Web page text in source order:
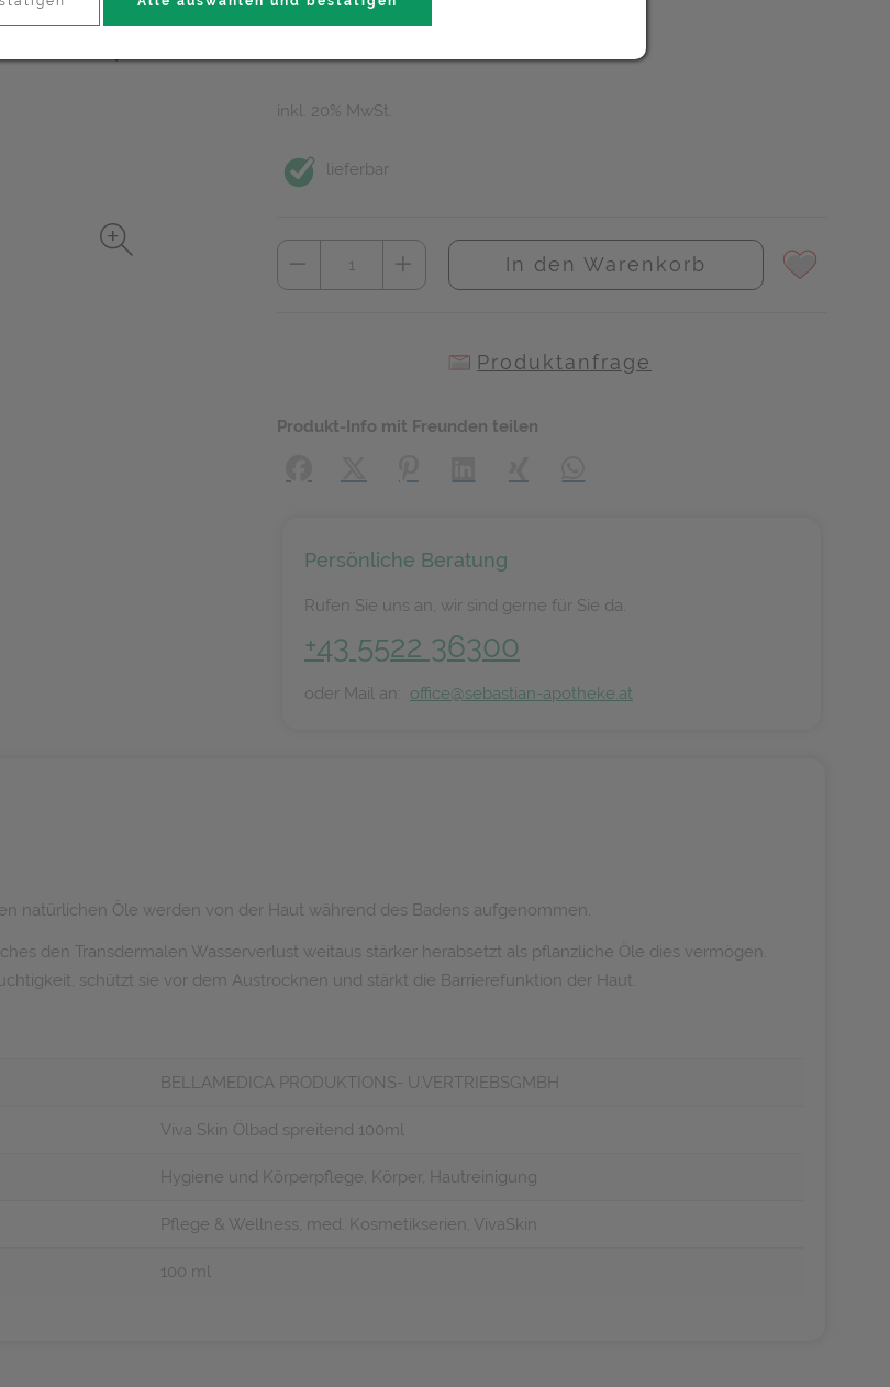
8,– EUR
inkl. 20% MwSt.
lieferbar
In den Warenkorb
Produktanfrage
Produkt-Info mit Freunden teilen
Persönliche Beratung
Rufen Sie uns an, wir sind gerne für Sie da.
+43 5522 36300
oder Mail an: office@sebastian-apotheke.at
natürlichen Öle werden von der Haut während des Badens aufgenommen.
den Transdermalen Wasserverlust weitaus stärker herabsetzt als pflanzliche Öle dies vermögen.
schützt sie vor dem Austrocknen und stärkt die Barrierefunktion der Haut.
BELLAMEDICA PRODUKTIONS- U.VERTRIEBSGMBH
Viva Skin Ölbad spreitend 100ml
Hygiene und Körperpflege, Körper, Hautreinigung
Pflege & Wellness, med. Kosmetikserien, VivaSkin
100 ml